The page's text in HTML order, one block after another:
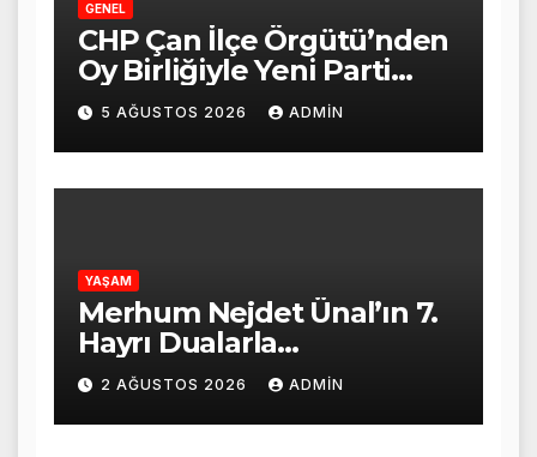
GENEL
CHP Çan İlçe Örgütü’nden
Oy Birliğiyle Yeni Parti
Kararı
5 AĞUSTOS 2026 ADMIN
YAŞAM
Merhum Nejdet Ünal’ın 7.
Hayrı Dualarla
Gerçekleştirildi
2 AĞUSTOS 2026 ADMIN